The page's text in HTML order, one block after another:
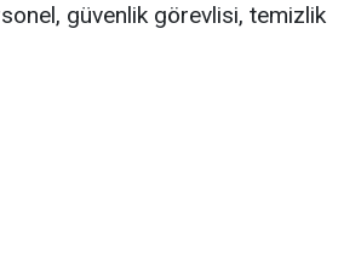
güvenlik görevlisi, temizlik